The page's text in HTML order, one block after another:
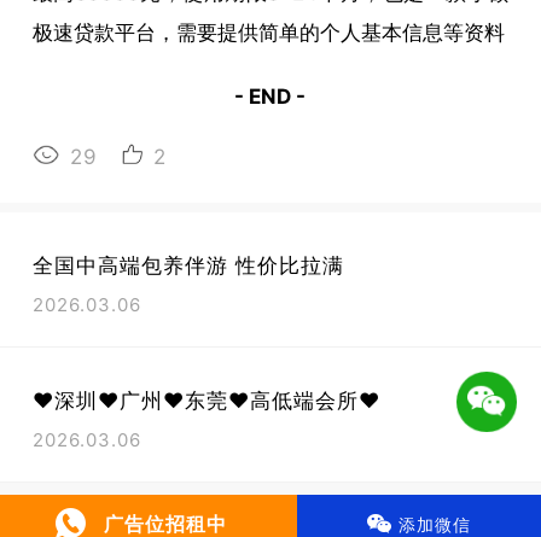
极速贷款平台，需要提供简单的个人基本信息等资料
- END -
29 2
全国中高端包养伴游 性价比拉满
2026.03.06
❤️深圳❤️广州❤️东莞❤️高低端会所❤️
2026.03.06
广告位招租中 添加微信
微信号 : 广告位招租中